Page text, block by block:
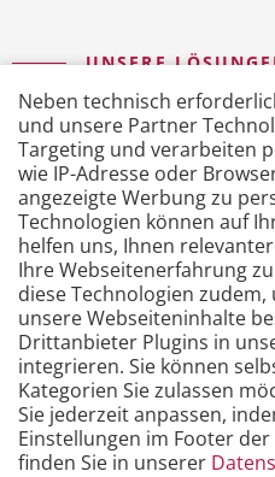
UNSERE
So bringen Sie
die
PLAN – Qualität
Frühzeitige
Neben technisch
und unsere Partner
Targeting und verarbeiten
wie IP-Adresse oder
angezeigte Werbung zu
Technologien können auf
helfen uns, Ihnen
Ihre Webseitenerfahrung
diese Technologien
unsere Webseiteninhalte
Drittanbieter Plugins in
integrieren. Sie können
Kategorien Sie zulassen
Sie jederzeit anpassen,
Einstellungen im Footer
finden Sie in unserer